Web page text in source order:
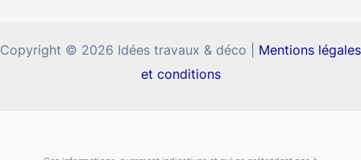
Copyright © 2026 Idées travaux & déco | Mentions légales
et conditions